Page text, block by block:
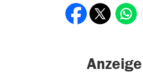
Anzeige